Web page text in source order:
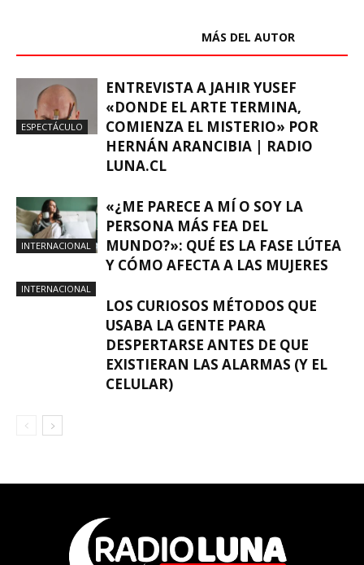
MÁS DEL AUTOR
ESPECTÁCULO
ENTREVISTA A JAHIR YUSEF
«DONDE EL ARTE TERMINA,
COMIENZA EL MISTERIO» POR
HERNÁN ARANCIBIA | RADIO
LUNA.CL
INTERNACIONAL
«¿ME PARECE A MÍ O SOY LA
PERSONA MÁS FEA DEL
MUNDO?»: QUÉ ES LA FASE LÚTEA
Y CÓMO AFECTA A LAS MUJERES
INTERNACIONAL
LOS CURIOSOS MÉTODOS QUE
USABA LA GENTE PARA
DESPERTARSE ANTES DE QUE
EXISTIERAN LAS ALARMAS (Y EL
CELULAR)